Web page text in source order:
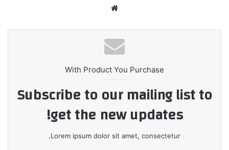
With Product You Purchase
Subscribe to our mailing list to
get the new updates!
Lorem ipsum dolor sit amet, consectetur.